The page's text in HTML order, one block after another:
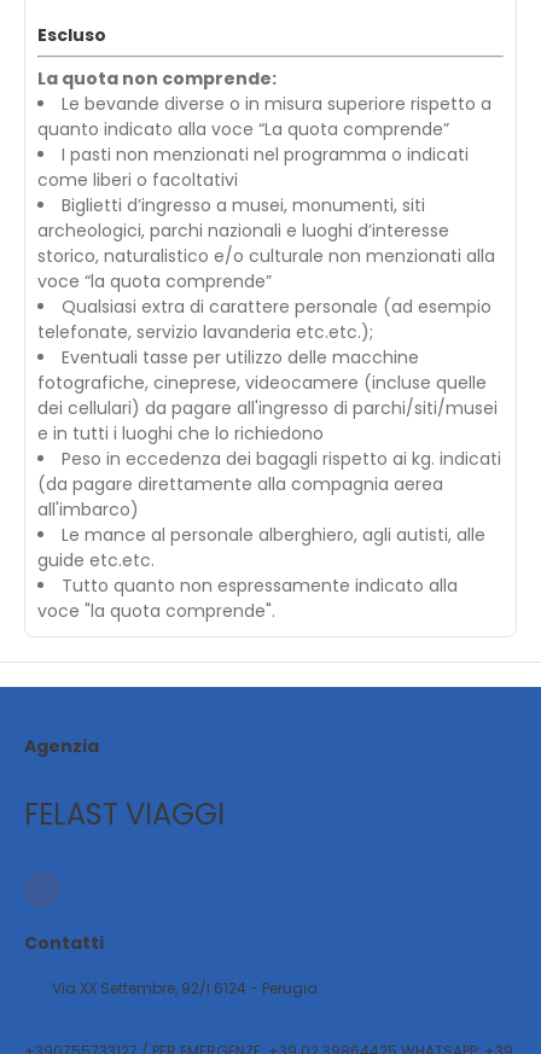
Escluso
La quota non comprende:
Le bevande diverse o in misura superiore rispetto a
quanto indicato alla voce “La quota comprende”
I pasti non menzionati nel programma o indicati
come liberi o facoltativi
Biglietti d’ingresso a musei, monumenti, siti
archeologici, parchi nazionali e luoghi d’interesse
storico, naturalistico e/o culturale non menzionati alla
voce “la quota comprende”
Qualsiasi extra di carattere personale (ad esempio
telefonate, servizio lavanderia etc.etc.);
Eventuali tasse per utilizzo delle macchine
fotografiche, cineprese, videocamere (incluse quelle
dei cellulari) da pagare all'ingresso di parchi/siti/musei
e in tutti i luoghi che lo richiedono
Peso in eccedenza dei bagagli rispetto ai kg. indicati
(da pagare direttamente alla compagnia aerea
all'imbarco)
Le mance al personale alberghiero, agli autisti, alle
guide etc.etc.
Tutto quanto non espressamente indicato alla
voce "la quota comprende".
Agenzia
FELAST VIAGGI
Contatti
Via XX Settembre, 92/l 6124 - Perugia